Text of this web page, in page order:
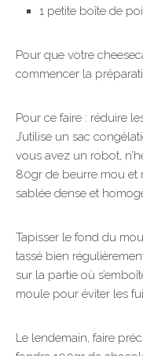
1 petite boîte de
Pour que votre
commencer la
Pour ce faire : réduire
J’utilise un sac
vous avez un robot,
80gr de beurre mou et
sablée dense et
Tapisser le fond du
tassé bien
sur la partie où
moule pour éviter les
Le lendemain, faire